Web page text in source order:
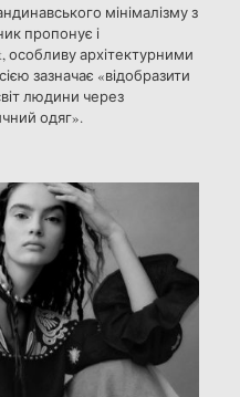
мінімалізму з
пропонує і
особливу архітектурними
зазначає «відобразити
людини через
одяг».